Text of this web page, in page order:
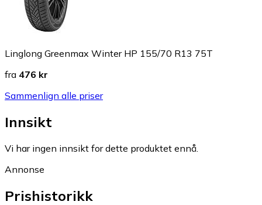
Linglong Greenmax Winter HP 155/70 R13 75T
fra 476 kr
Sammenlign alle priser
Innsikt
Vi har ingen innsikt for dette produktet ennå.
Annonse
Prishistorikk